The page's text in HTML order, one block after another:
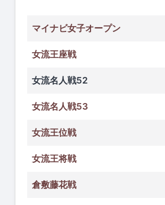
マイナビ女子オープン
女流王座戦
女流名人戦52
女流名人戦53
女流王位戦
女流王将戦
倉敷藤花戦